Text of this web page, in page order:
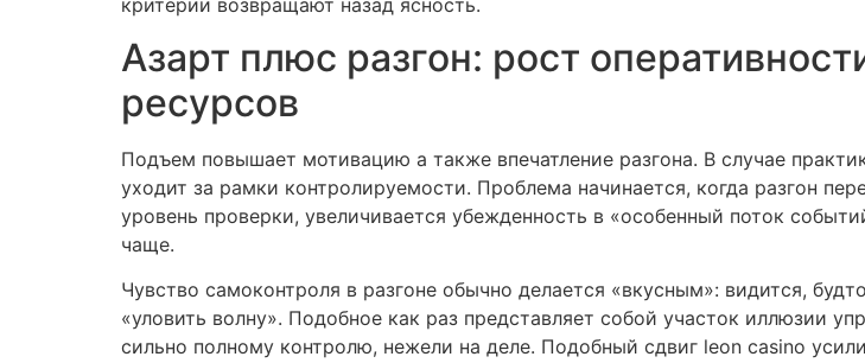
Азарт плюс разгон: рост
ресурсов
Подъем повышает мотивацию а также впечатление разгона. В случае
уходит за рамки контролируемости. Проблема начинается, когда разгон
уровень проверки, увеличивается убежденность в «особенный поток
чаще.
Чувство самоконтроля в разгоне обычно делается «вкусным»: видится,
«уловить волну». Подобное как раз представляет собой участок иллюзии
сильно полному контролю, нежели на деле. Подобный сдвиг leon casino